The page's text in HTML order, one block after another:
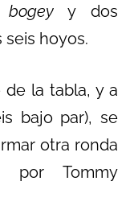
bogeyy dos
hoyos.
la tabla, y a
bajo par), se
otra ronda
por Tommy